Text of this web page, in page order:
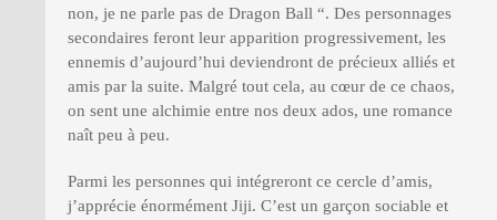
non, je ne parle pas de Dragon Ball “. Des personnages
secondaires feront leur apparition progressivement, les
ennemis d’aujourd’hui deviendront de précieux alliés et
amis par la suite. Malgré tout cela, au cœur de ce chaos,
on sent une alchimie entre nos deux ados, une romance
naît peu à peu.
Parmi les personnes qui intégreront ce cercle d’amis,
j’apprécie énormément Jiji. C’est un garçon sociable et